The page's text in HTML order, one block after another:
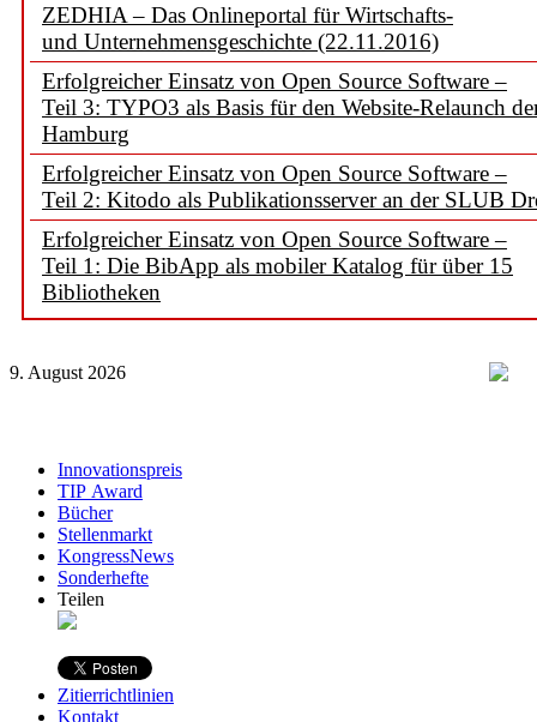
ZEDHIA – Das Onlineportal für Wirtschafts-
und Unternehmensgeschichte (22.11.2016)
Erfolgreicher Einsatz von Open Source Software –
Teil 3: TYPO3 als Basis für den Website-Relaunch
Hamburg
Erfolgreicher Einsatz von Open Source Software –
Teil 2: Kitodo als Publikationsserver an der SLUB
Erfolgreicher Einsatz von Open Source Software –
Teil 1: Die BibApp als mobiler Katalog für über 15
Bibliotheken
9. August 2026
Innovationspreis
TIP Award
Bücher
Stellenmarkt
KongressNews
Sonderhefte
Teilen
Zitierrichtlinien
Kontakt